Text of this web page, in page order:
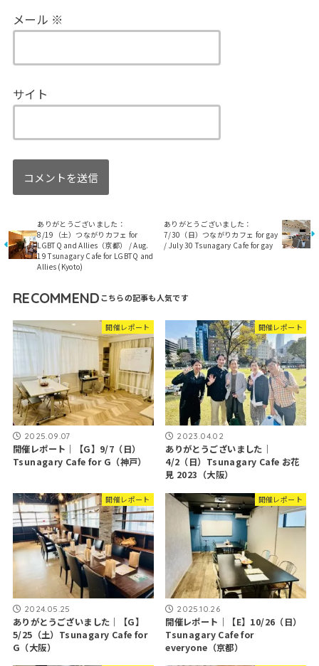
メール ※
サイト
ありがとうございました：
8/19（土）つながりカフェ for
LGBTQ and Allies（京都） / Aug.
19 Tsunagary Cafe for LGBTQ and
Allies (Kyoto)
ありがとうございました：
7/30（日）つながりカフェ for gay
/ July 30 Tsunagary Cafe for gay
RECOMMEND
開催レポート
2025.09.07
開催レポート｜【G】9/7（日）
Tsunagary Cafe for G（神戸）
開催レポート
2023.04.02
ありがとうございました｜
4/2（日）Tsunagary Cafe お花
見 2023（大阪）
開催レポート
2024.05.25
ありがとうございました｜【G】
5/25（土）Tsunagary Cafe for
G（大阪）
開催レポート
2025.10.26
開催レポート｜【E】10/26（日）
Tsunagary Cafe for
everyone（京都）